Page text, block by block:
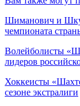
Шиманович и
чемпионата
Волейболисты
лидеров
Хоккеисты
сезоне экстралиги